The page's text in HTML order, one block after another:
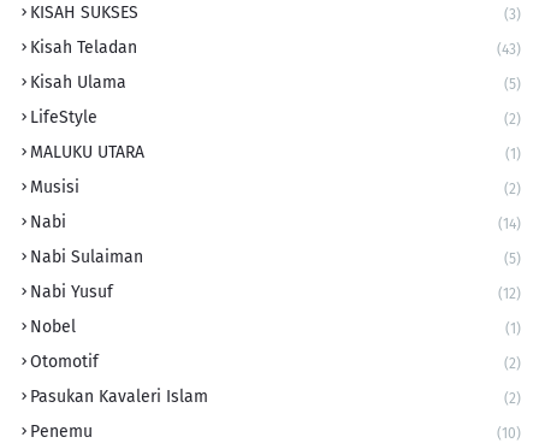
KISAH SUKSES (3)
Kisah Teladan (43)
Kisah Ulama (5)
LifeStyle (2)
MALUKU UTARA (1)
Musisi (2)
Nabi (14)
Nabi Sulaiman (5)
Nabi Yusuf (12)
Nobel (1)
Otomotif (2)
Pasukan Kavaleri Islam (2)
Penemu (10)